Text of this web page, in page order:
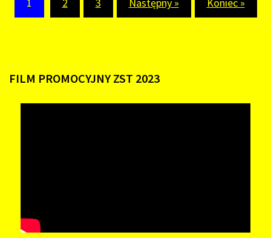
UCZNIÓW
FILM PROMOCYJNY ZST 2023